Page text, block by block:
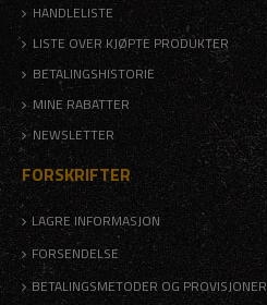
HANDLELISTE
LISTE OVER KJØPTE PRODUKTER
BETALINGSHISTORIE
MINE RABATTER
NEWSLETTER
FORSKRIFTER
LAGRE INFORMASJON
FORSENDELSE
BETALINGSMETODER OG PROVISJONER